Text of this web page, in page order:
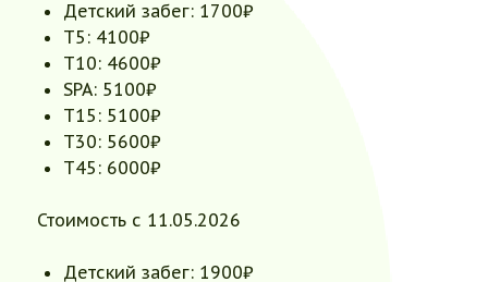
Детский забег: 1700₽
Т5: 4100₽
Т10: 4600₽
SPA: 5100₽
Т15: 5100₽
Т30: 5600₽
Т45: 6000₽
Стоимость с 11.05.2026
Детский забег: 1900₽